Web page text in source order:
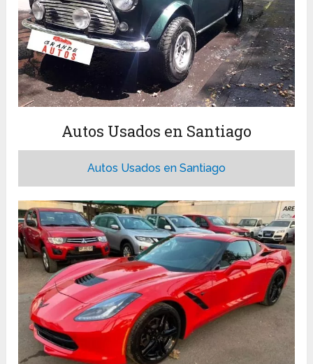
Autos Usados en Santiago
Autos Usados en Santiago